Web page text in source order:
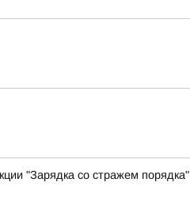
"Зарядка со стражем порядка"